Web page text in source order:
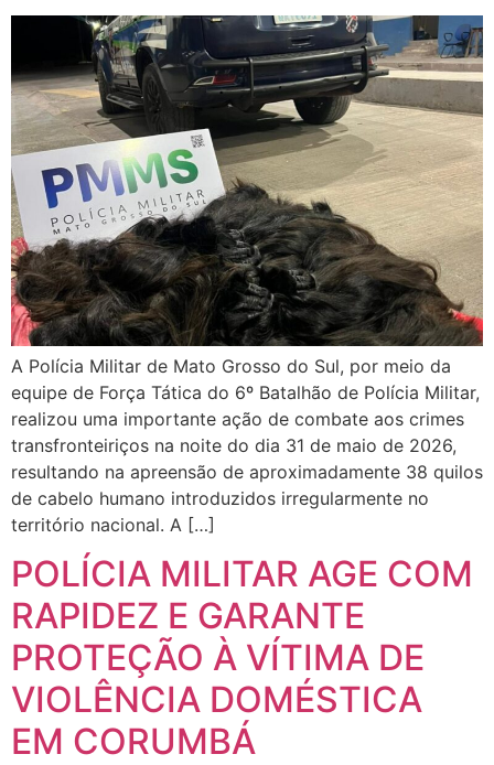
A Polícia Militar de Mato Grosso do Sul, por meio da
equipe de Força Tática do 6º Batalhão de Polícia Militar,
realizou uma importante ação de combate aos crimes
transfronteiriços na noite do dia 31 de maio de 2026,
resultando na apreensão de aproximadamente 38 quilos
de cabelo humano introduzidos irregularmente no
território nacional. A […]
POLÍCIA MILITAR AGE COM
RAPIDEZ E GARANTE
PROTEÇÃO À VÍTIMA DE
VIOLÊNCIA DOMÉSTICA
EM CORUMBÁ